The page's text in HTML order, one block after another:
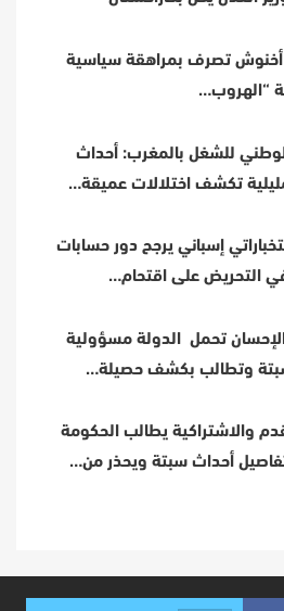
أخنوش تصرف بمراهقة سياسية
“الهروب…
الوطني للشغل بالمغرب: أحداث
تكشف اختلالات عميقة…
إسباني يرجح دور حسابات
في التحريض على اقتحام…
تحمل الدولة مسؤولية
وتطالب بكشف حصيلة…
والاشتراكية يطالب الحكومة
أحداث سبتة ويحذر من…